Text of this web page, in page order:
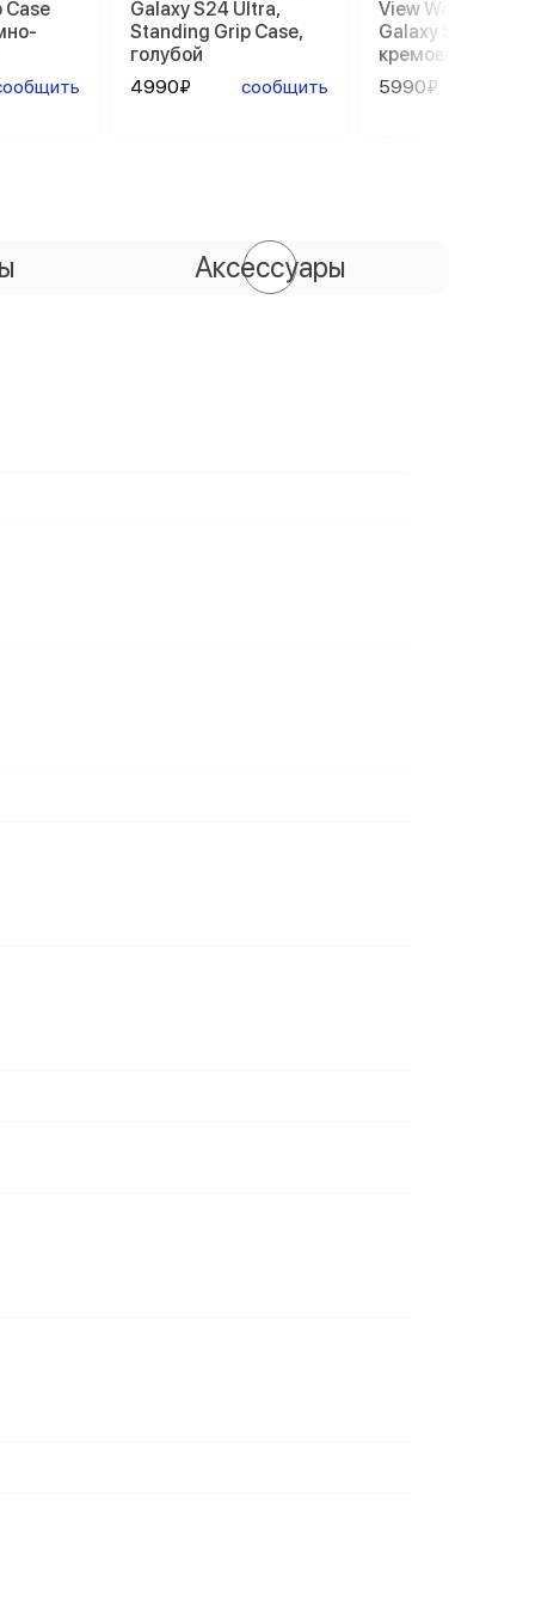
Case
Galaxy S24 Ultra,
Standing Grip Case,
голубой
4990₽
сообщить
View Wallet Case
Galaxy S23 Ultra,
кремовый
5990₽
Аксессуары